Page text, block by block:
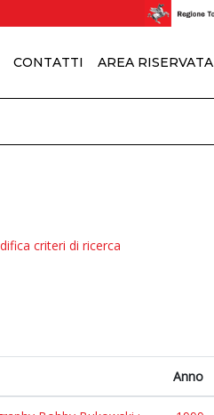
CONTATTI AREA RISERVATA
criteri di ricerca
Anno